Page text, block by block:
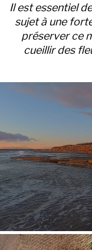
Il est essentiel
sujet à une
préserver ce
cueillir des